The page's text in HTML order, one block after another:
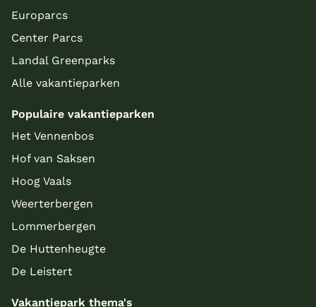
Europarcs
Center Parcs
Landal Greenparks
Alle vakantieparken
Populaire vakantieparken
Het Vennenbos
Hof van Saksen
Hoog Vaals
Weerterbergen
Lommerbergen
De Huttenheugte
De Leistert
Vakantiepark thema's